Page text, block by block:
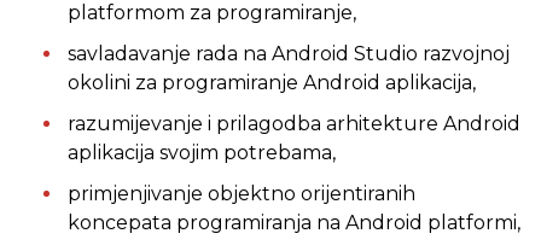
platformom za programiranje,
savladavanje rada na Android Studio razvojnoj
okolini za programiranje Android aplikacija,
razumijevanje i prilagodba arhitekture Android
aplikacija svojim potrebama,
primjenjivanje objektno orijentiranih
koncepata programiranja na Android platformi,